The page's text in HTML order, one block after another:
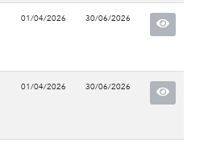
01/04/2026 30/06/2026
01/04/2026 30/06/2026